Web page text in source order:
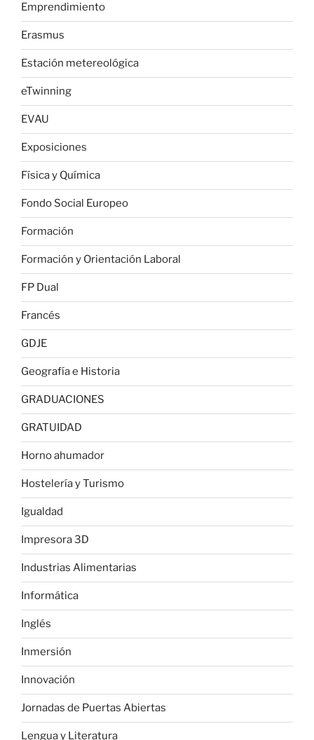
Emprendimiento
Erasmus
Estación metereológica
eTwinning
EVAU
Exposiciones
Física y Química
Fondo Social Europeo
Formación
Formación y Orientación Laboral
FP Dual
Francés
GDJE
Geografía e Historia
GRADUACIONES
GRATUIDAD
Horno ahumador
Hostelería y Turismo
Igualdad
Impresora 3D
Industrias Alimentarias
Informática
Inglés
Inmersión
Innovación
Jornadas de Puertas Abiertas
Lengua y Literatura